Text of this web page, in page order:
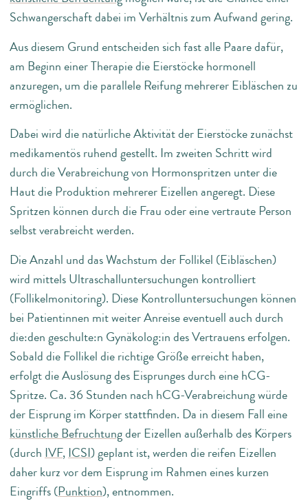
Schwangerschaft dabei im Verhältnis zum Aufwand gering.
Aus diesem Grund entscheiden sich fast alle Paare dafür,
am Beginn einer Therapie die Eierstöcke hormonell
anzuregen, um die parallele Reifung mehrerer Eibläschen zu
ermöglichen.
Dabei wird die natürliche Aktivität der Eierstöcke zunächst
medikamentös ruhend gestellt. Im zweiten Schritt wird
durch die Verabreichung von Hormonspritzen unter die
Haut die Produktion mehrerer Eizellen angeregt. Diese
Spritzen können durch die Frau oder eine vertraute Person
selbst verabreicht werden.
Die Anzahl und das Wachstum der Follikel (Eibläschen)
wird mittels Ultraschalluntersuchungen kontrolliert
(Follikelmonitoring). Diese Kontrolluntersuchungen können
bei Patientinnen mit weiter Anreise eventuell auch durch
die:den geschulte:n Gynäkolog:in des Vertrauens erfolgen.
Sobald die Follikel die richtige Größe erreicht haben,
erfolgt die Auslösung des Eisprunges durch eine hCG-
Spritze. Ca. 36 Stunden nach hCG-Verabreichung würde
der Eisprung im Körper stattfinden. Da in diesem Fall eine
künstliche Befruchtungder Eizellen außerhalb des Körpers
(durch IVF,ICSI) geplant ist, werden die reifen Eizellen
daher kurz vor dem Eisprung im Rahmen eines kurzen
Eingriffs (Punktion), entnommen.